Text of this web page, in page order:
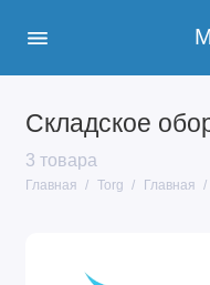
Складское
3 товара
Главная Torg Главная